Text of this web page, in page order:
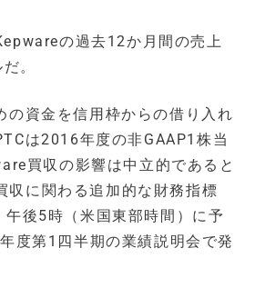
の過去12か月間の売上
。
の資金を信用枠からの借り入れ
は2016年度の非GAAP1株当
買収の影響は中立的であると
収に関わる追加的な財務指標
後5時（米国東部時間）に予
度第1四半期の業績説明会で発